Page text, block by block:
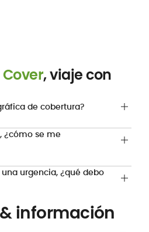
, viaje con
de cobertura?
¿cómo se me
urgencia, ¿qué debo
información